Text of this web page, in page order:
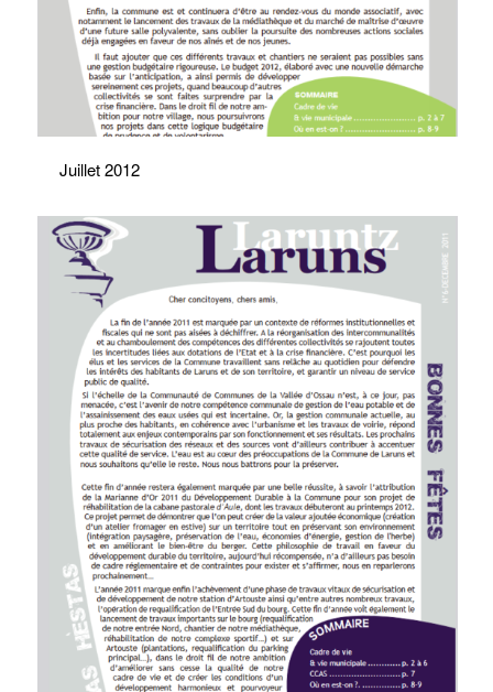
Juillet 2012